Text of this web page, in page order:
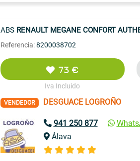
ABS RENAULT MEGANE CONFORT
Referencia: 8200038702
73 €
Iva Incluido
VENDEDOR DESGUACE LOGROÑO
941 250 877
Álava